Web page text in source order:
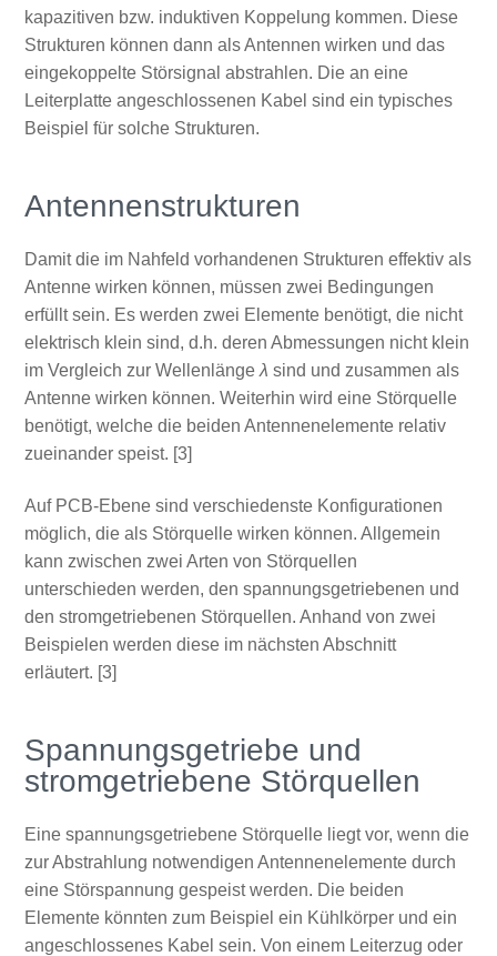
kapazitiven bzw. induktiven Koppelung kommen. Diese
Strukturen können dann als Antennen wirken und das
eingekoppelte Störsignal abstrahlen. Die an eine
Leiterplatte angeschlossenen Kabel sind ein typisches
Beispiel für solche Strukturen.
Antennenstrukturen
Damit die im Nahfeld vorhandenen Strukturen effektiv als
Antenne wirken können, müssen zwei Bedingungen
erfüllt sein. Es werden zwei Elemente benötigt, die nicht
elektrisch klein sind, d.h. deren Abmessungen nicht klein
im Vergleich zur Wellenlänge λ sind und zusammen als
Antenne wirken können. Weiterhin wird eine Störquelle
benötigt, welche die beiden Antennenelemente relativ
zueinander speist. [3]
Auf PCB-Ebene sind verschiedenste Konfigurationen
möglich, die als Störquelle wirken können. Allgemein
kann zwischen zwei Arten von Störquellen
unterschieden werden, den spannungsgetriebenen und
den stromgetriebenen Störquellen. Anhand von zwei
Beispielen werden diese im nächsten Abschnitt
erläutert. [3]
Spannungsgetriebe und
stromgetriebene Störquellen
Eine spannungsgetriebene Störquelle liegt vor, wenn die
zur Abstrahlung notwendigen Antennenelemente durch
eine Störspannung gespeist werden. Die beiden
Elemente könnten zum Beispiel ein Kühlkörper und ein
angeschlossenes Kabel sein. Von einem Leiterzug oder